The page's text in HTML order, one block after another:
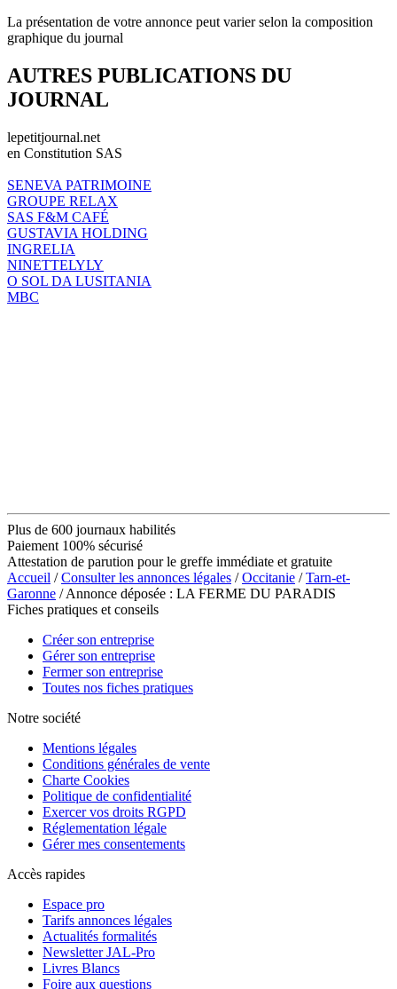
La présentation de votre annonce peut varier selon la composition
graphique du journal
AUTRES PUBLICATIONS DU
JOURNAL
lepetitjournal.net
en Constitution SAS
SENEVA PATRIMOINE
GROUPE RELAX
SAS F&M CAFÉ
GUSTAVIA HOLDING
INGRELIA
NINETTELYLY
O SOL DA LUSITANIA
MBC
Plus de 600 journaux habilités
Paiement 100% sécurisé
Attestation de parution pour le greffe immédiate et gratuite
Accueil /Consulter les annonces légales /Occitanie /Tarn-et-
Garonne / Annonce déposée : LA FERME DU PARADIS
Fiches pratiques et conseils
Créer son entreprise
Gérer son entreprise
Fermer son entreprise
Toutes nos fiches pratiques
Notre société
Mentions légales
Conditions générales de vente
Charte Cookies
Politique de confidentialité
Exercer vos droits RGPD
Réglementation légale
Gérer mes consentements
Accès rapides
Espace pro
Tarifs annonces légales
Actualités formalités
Newsletter JAL-Pro
Livres Blancs
Foire aux questions